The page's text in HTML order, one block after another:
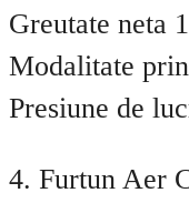
Greutate neta
Modalitate
Presiune de
4. Furtun Aer